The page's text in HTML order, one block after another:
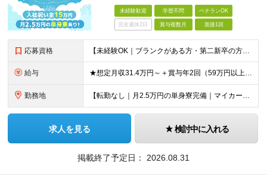
未経験歓迎 学歴不問 ベテランOK
完全週休2日 賞与複数月 面接1回
応募資格 【未経験OK｜ブランクがある方・第二新卒の方・正社員が初めての方も歓迎！】 ★応募資格を満たす方は面接確約！ ★20代・30代の若手スタッフも多数活躍中！ ◎58歳以下の方（長期のキャリア形成を図る
給与 ★想定月収31.4万円～＋賞与年2回（59万円以上） ★入社お祝い金15万円支給 ★水道+光熱費無料の家賃がリーズナブルな社員寮(単身寮)あり！ ★住宅手当&家族手当あり 月給24万5000円以上(
勤務地 【転勤なし｜月2.5万円の単身寮完備｜マイカー・バイク通勤OK】 成田空港または空港関連施設での勤務となります。 お住まいや希望を考慮し、千葉市美浜区・四街道市への配属となる場合もあります。 【本社
求人を見る 検討中に入れる
掲載終了予定日： 2026.08.31